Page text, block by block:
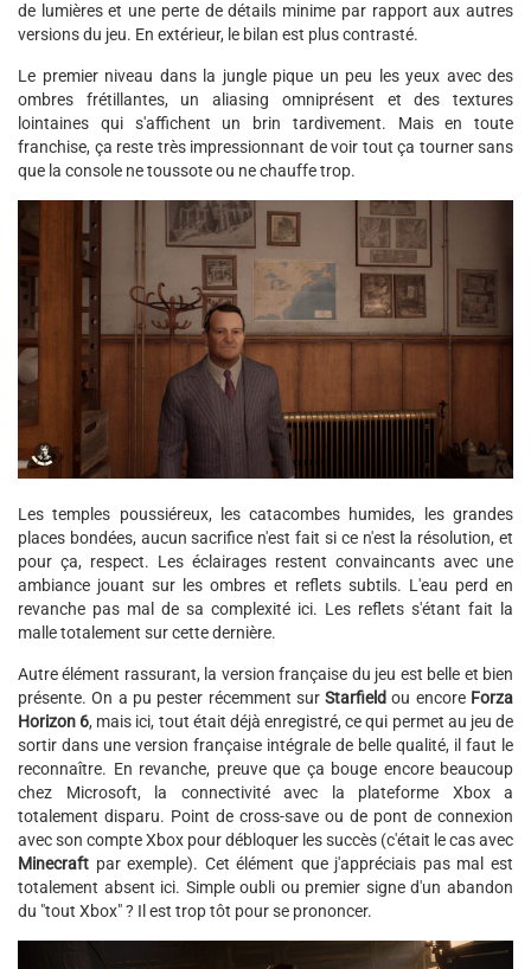
de lumières et une perte de détails minime par rapport aux autres
versions du jeu. En extérieur, le bilan est plus contrasté.
Le premier niveau dans la jungle pique un peu les yeux avec des
ombres frétillantes, un aliasing omniprésent et des textures
lointaines qui s'affichent un brin tardivement. Mais en toute
franchise, ça reste très impressionnant de voir tout ça tourner sans
que la console ne toussote ou ne chauffe trop.
Les temples poussiéreux, les catacombes humides, les grandes
places bondées, aucun sacrifice n'est fait si ce n'est la résolution, et
pour ça, respect. Les éclairages restent convaincants avec une
ambiance jouant sur les ombres et reflets subtils. L'eau perd en
revanche pas mal de sa complexité ici. Les reflets s'étant fait la
malle totalement sur cette dernière.
Autre élément rassurant, la version française du jeu est belle et bien
présente. On a pu pester récemment surStarfieldou encore Forza
Horizon 6, mais ici, tout était déjà enregistré, ce qui permet au jeu de
sortir dans une version française intégrale de belle qualité, il faut le
reconnaître. En revanche, preuve que ça bouge encore beaucoup
chez Microsoft, la connectivité avec la plateforme Xbox a
totalement disparu. Point de cross-save ou de pont de connexion
avec son compte Xbox pour débloquer les succès (c'était le cas avec
Minecraft par exemple). Cet élément que j'appréciais pas mal est
totalement absent ici. Simple oubli ou premier signe d'un abandon
du "tout Xbox" ? Il est trop tôt pour se prononcer.